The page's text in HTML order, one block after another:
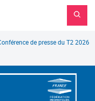
menu principal
de presse du T2 2026